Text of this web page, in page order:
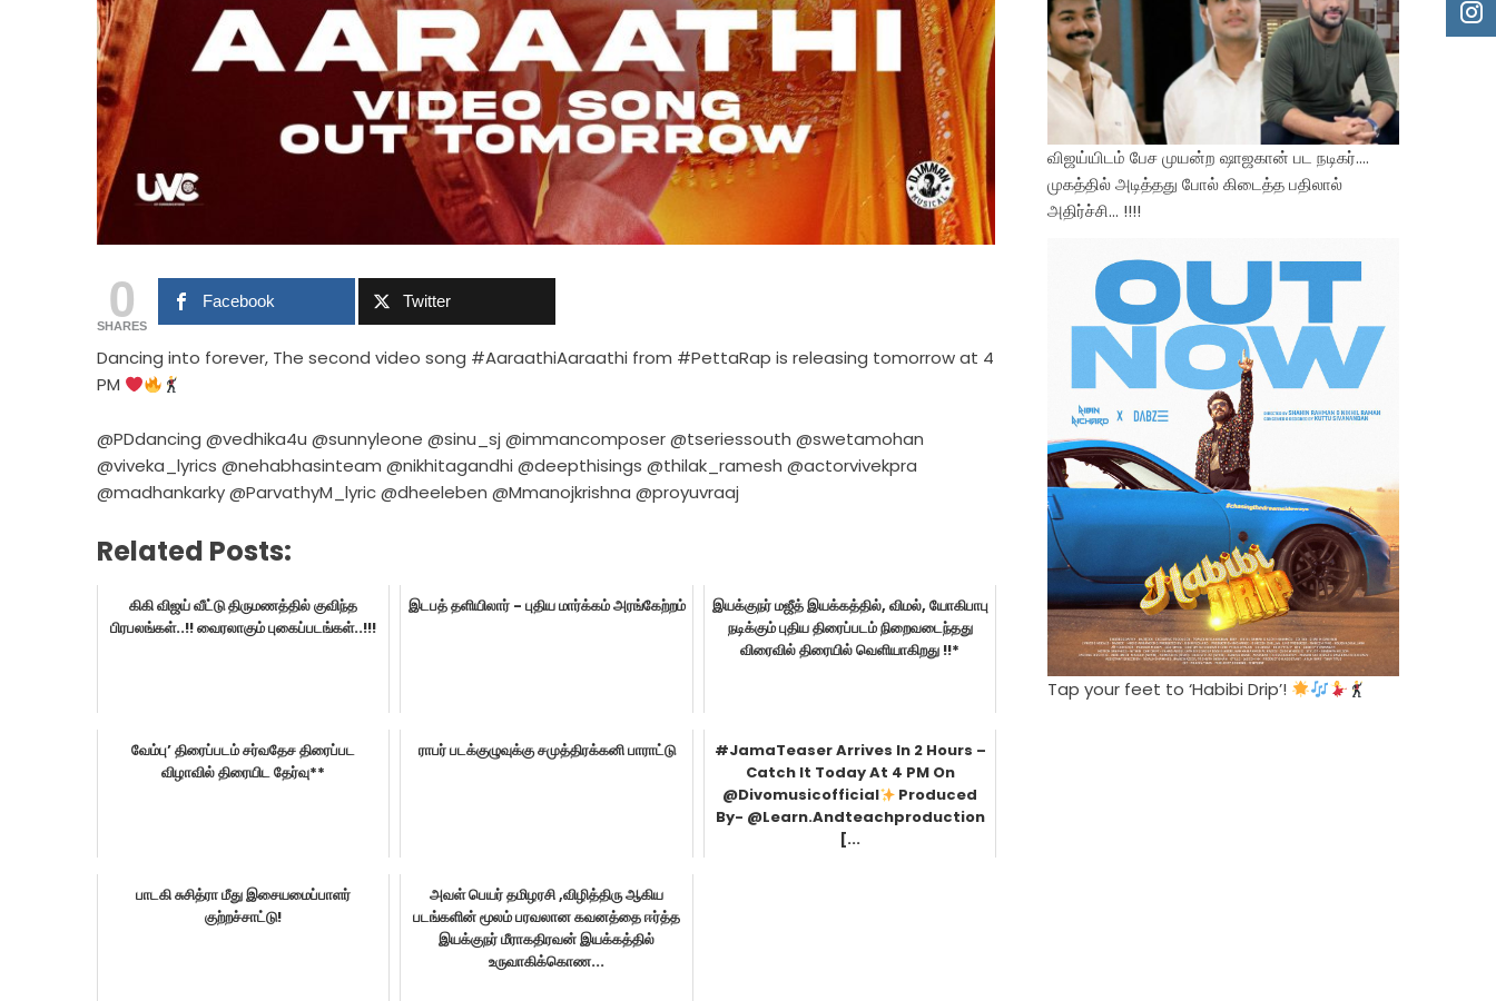
0
SHARES
Facebook Twitter
Dancing into forever, The second video song #AaraathiAaraathi from #PettaRap is releasing tomorrow at 4
PM
@PDdancing @vedhika4u @sunnyleone @sinu_sj @immancomposer @tseriessouth @swetamohan
@viveka_lyrics @nehabhasinteam @nikhitagandhi @deepthisings @thilak_ramesh @actorvivekpra
@madhankarky @ParvathyM_lyric @dheeleben @Mmanojkrishna @proyuvraaj
Related Posts:
கிகி விஜய் வீட்டு திருமணத்தில் குவிந்த
பிரபலங்கள்..!! வைரலாகும் புகைப்படங்கள்..!!!
இடபத் தளியிலார் - புதிய மார்க்கம் அரங்கேற்றம்
இயக்குநர் மஜீத் இயக்கத்தில், விமல், யோகிபாபு
நடிக்கும் புதிய திரைப்படம் நிறைவடைந்தது
விரைவில் திரையில் வெளியாகிறது !!*
வேம்பு’ திரைப்படம் சர்வதேச திரைப்பட
விழாவில் திரையிட தேர்வு**
ராபர் படக்குழுவுக்கு சமுத்திரக்கனி பாராட்டு
#JamaTeaser Arrives In 2 Hours –
Catch It Today At 4 PM On
@divomusicofficial
Produced
By- @learn.andteachproduction
[...
பாடகி சுசித்ரா மீது இசையமைப்பாளர்
குற்றச்சாட்டு!
அவள் பெயர் தமிழரசி ,விழித்திரு ஆகிய
படங்களின் மூலம் பரவலான கவனத்தை ஈர்த்த
இயக்குநர் மீராகதிரவன் இயக்கத்தில்
உருவாகிக்கொண...
விஜய்யிடம் பேச முயன்ற ஷாஜகான் பட நடிகர்….
முகத்தில் அடித்தது போல் கிடைத்த பதிலால்
அதிர்ச்சி… !!!!
Tap your feet to ‘Habibi Drip’!